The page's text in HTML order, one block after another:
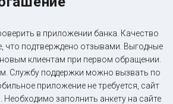
в приложении банка. Качество
что подтверждено отзывами. Выгодные
клиентам при первом обращении.
Службу поддержки можно вызвать по
приложение не требуется, сайт
Необходимо заполнить анкету на сайте